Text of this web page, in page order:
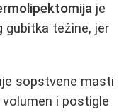
je
gubitka težine, jer
sopstvene masti
i postigle